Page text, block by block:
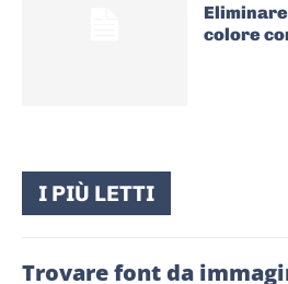
colore
I PIÙ LETTI
Trovare font da